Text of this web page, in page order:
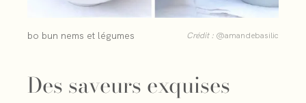
bo bun nems et légumes Crédit : @amandebasilic
Des saveurs exquises